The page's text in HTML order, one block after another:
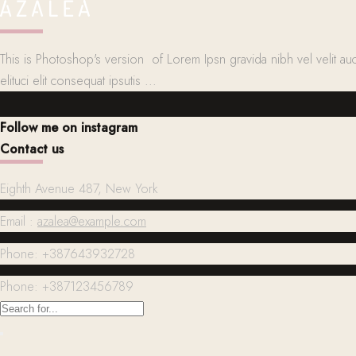
This is Photoshop's version of Lorem Ipsn gravida nibh vel velit
elituci elit consequat ipsutis ...
Follow me on instagram
Contact us
Eighth Avenue 487, New York
Email : azalea@example.com
Phone: +387643932728
Phone: +387123456789